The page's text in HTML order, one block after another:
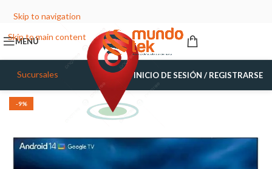
Skip to navigation
Skip to main content
MENÚ
Sucursales INICIO DE SESIÓN / REGISTRARSE
-9%